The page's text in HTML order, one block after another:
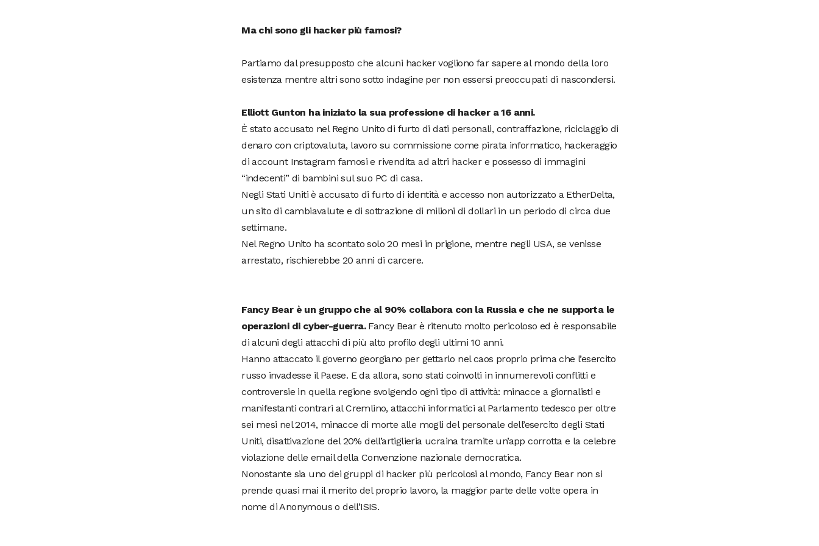
Ma chi sono gli hacker più famosi?
Partiamo dal presupposto che alcuni hacker vogliono far sapere al mondo della loro
esistenza mentre altri sono sotto indagine per non essersi preoccupati di nascondersi.
Elliott Gunton ha iniziato la sua professione di hacker a 16 anni.
È stato accusato nel Regno Unito di furto di dati personali, contraffazione, riciclaggio di
denaro con criptovaluta, lavoro su commissione come pirata informatico, hackeraggio
di account Instagram famosi e rivendita ad altri hacker e possesso di immagini
“indecenti” di bambini sul suo PC di casa.
Negli Stati Uniti è accusato di furto di identità e accesso non autorizzato a EtherDelta,
un sito di cambiavalute e di sottrazione di milioni di dollari in un periodo di circa due
settimane.
Nel Regno Unito ha scontato solo 20 mesi in prigione, mentre negli USA, se venisse
arrestato, rischierebbe 20 anni di carcere.
Fancy Bear è un gruppo che al 90% collabora con la Russia e che ne supporta le
operazioni di cyber-guerra. Fancy Bear è ritenuto molto pericoloso ed è responsabile
di alcuni degli attacchi di più alto profilo degli ultimi 10 anni.
Hanno attaccato il governo georgiano per gettarlo nel caos proprio prima che l’esercito
russo invadesse il Paese. E da allora, sono stati coinvolti in innumerevoli conflitti e
controversie in quella regione svolgendo ogni tipo di attività: minacce a giornalisti e
manifestanti contrari al Cremlino, attacchi informatici al Parlamento tedesco per oltre
sei mesi nel 2014, minacce di morte alle mogli del personale dell’esercito degli Stati
Uniti, disattivazione del 20% dell’artiglieria ucraina tramite un’app corrotta e la celebre
violazione delle email della Convenzione nazionale democratica.
Nonostante sia uno dei gruppi di hacker più pericolosi al mondo, Fancy Bear non si
prende quasi mai il merito del proprio lavoro, la maggior parte delle volte opera in
nome di Anonymous o dell’ISIS.